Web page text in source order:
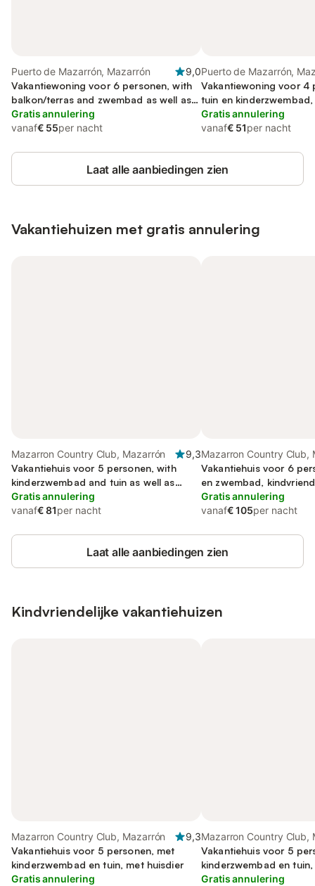
Puerto de Mazarrón, Mazarrón
9,0
Vakantiewoning voor 6 personen, with
balkon/terras and zwembad as well as
terras
Gratis annulering
vanaf€ 55per nacht
Puerto de Mazarrón,
Vakantiewoning voor 4
tuin en
Gratis annulering
vanaf€ 51per nacht
Laat alle aanbiedingen zien
Vakantiehuizen met gratis annulering
Mazarron Country Club, Mazarrón
9,3
Vakantiehuis voor 5 personen, with
kinderzwembad and tuin as well as
whirlpool
Gratis annulering
vanaf€ 81per nacht
Mazarron Country Club,
Vakantiehuis voor 6
en zwembad,
Gratis annulering
vanaf€ 105per nacht
Laat alle aanbiedingen zien
Kindvriendelijke vakantiehuizen
Mazarron Country Club, Mazarrón
9,3
Vakantiehuis voor 5 personen, met
kinderzwembad en tuin, met huisdier
Gratis annulering
Mazarron Country Club,
Vakantiehuis voor 5
kinderzwembad en
Gratis annulering